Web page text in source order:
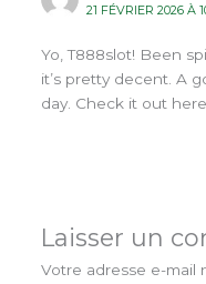
21 FÉVRIER 2026 À
Yo, T888slot! Been
it’s pretty decent. A
day. Check it out
Laisser un
Votre adresse e-mail